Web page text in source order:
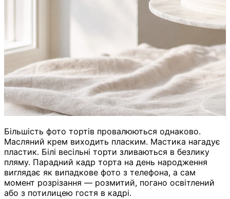
Більшість фото тортів провалюються однаково.
Масляний крем виходить пласким. Мастика нагадує
пластик. Білі весільні торти зливаються в безлику
пляму. Парадний кадр торта на день народження
виглядає як випадкове фото з телефона, а сам
момент розрізання — розмитий, погано освітлений
або з потилицею гостя в кадрі.